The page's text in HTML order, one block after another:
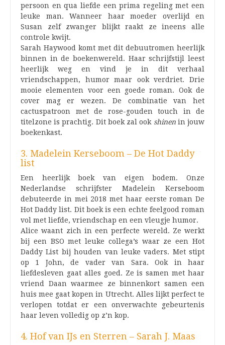
persoon en qua liefde een prima regeling met een
leuke man. Wanneer haar moeder overlijd en
Susan zelf zwanger blijkt raakt ze ineens alle
controle kwijt.
Sarah Haywood komt met dit debuutromen heerlijk
binnen in de boekenwereld. Haar schrijfstijl leest
heerlijk weg en vind je in dit verhaal
vriendschappen, humor maar ook verdriet. Drie
mooie elementen voor een goede roman. Ook de
cover mag er wezen. De combinatie van het
cactuspatroon met de rose-gouden touch in de
titelzone is prachtig. Dit boek zal ook shinenin jouw
boekenkast.
3. Madelein Kerseboom – De Hot Daddy
list
Een heerlijk boek van eigen bodem. Onze
Nederlandse schrijfster Madelein Kerseboom
debuteerde in mei 2018 met haar eerste roman De
Hot Daddy list. Dit boek is een echte feelgood roman
vol met liefde, vriendschap en een vleugje humor.
Alice waant zich in een perfecte wereld. Ze werkt
bij een BSO met leuke collega’s waar ze een Hot
Daddy List bij houden van leuke vaders. Met stipt
op 1 John, de vader van Sara. Ook in haar
liefdesleven gaat alles goed. Ze is samen met haar
vriend Daan waarmee ze binnenkort samen een
huis mee gaat kopen in Utrecht. Alles lijkt perfect te
verlopen totdat er een onverwachte gebeurtenis
haar leven volledig op z’n kop.
4. Hof van IJs en Sterren – Sarah J. Maas